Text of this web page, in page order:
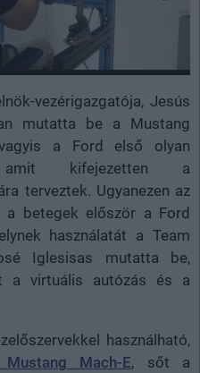
vezérigazgatója, Jesús
mutatta be a Mustang
a Ford első olyan
amit kifejezetten a
terveztek. Ugyanezen az
a betegek először a Ford
használatát a Team
Iglesisas mutatta be,
a virtuális autózás és a
használható,
Mach-E, sőt a